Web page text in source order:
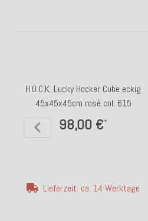
H.O.C.K. Lucky Hocker Cube eckig
45x45x45cm rosé col. 615
98,00 €*
Lieferzeit: ca. 14 Werktage